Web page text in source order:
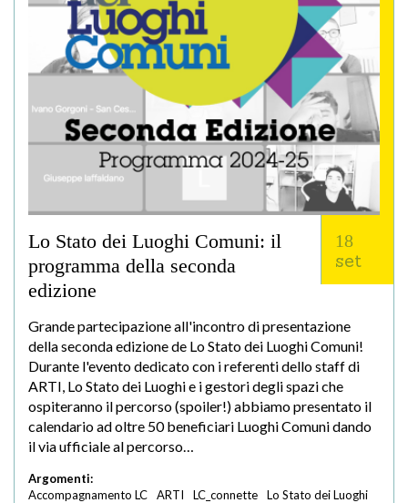
18
set
Lo Stato dei Luoghi Comuni: il
programma della seconda
edizione
Grande partecipazione all'incontro di presentazione
della seconda edizione de Lo Stato dei Luoghi Comuni!
Durante l'evento dedicato con i referenti dello staff di
ARTI, Lo Stato dei Luoghi e i gestori degli spazi che
ospiteranno il percorso (spoiler!) abbiamo presentato il
calendario ad oltre 50 beneficiari Luoghi Comuni dando
il via ufficiale al percorso…
Argomenti:
Accompagnamento LC
ARTI LC_connette
Lo Stato dei Luoghi